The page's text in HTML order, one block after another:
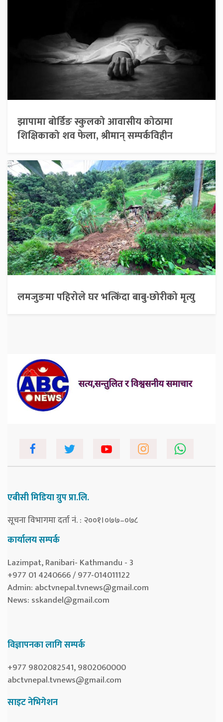
झापामा बोर्डिङ स्कुलको आवासीय कोठामा
शिक्षिकाको शव फेला, श्रीमान् सम्पर्कविहीन
लमजुङमा पहिरोले घर भत्किंदा बाबु-छोरीको मृत्यु
एबीसी मिडिया ग्रुप प्रा.लि.
सूचना विभागमा दर्ता नं. : २००१।०७७–०७८
कार्यालय सम्पर्क
Lazimpat, Ranibari- Kathmandu - 3
+977 01 4240666 / 977-014011122
Admin: abctvnepal.tvnews@gmail.com
News: sskandel@gmail.com
विज्ञापनका लागि सम्पर्क
+977 9802082541, 9802060000
abctvnepal.tvnews@gmail.com
साइट नेभिगेशन